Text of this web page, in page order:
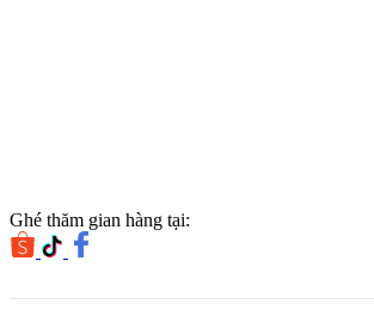
Ghé thăm gian hàng tại: